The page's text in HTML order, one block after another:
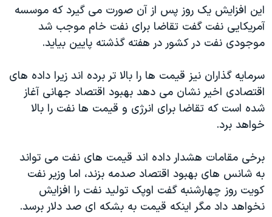
فرهنگ و زندگی
حقوق شهروندی
علم و فناوری
اسرائیل در جنگ
گالری عکس
مستندها
انتخابات ریاست جمهوری آمریکا ۲۰۲۴
رمز مهسا
ورزش زنان در ایران
اعتراضات زن، زندگی، آزادی
تریبونال مردمی آبان ۹۸
دادگاه حمید نوری
چهل سال گروگان‌گیری
دنبال کنید
زبانهای مختلف
این افزایش یک روز پس از آن صورت می گیرد که موسسه
آمریکایی نفت گفت تقاضا برای نفت خام موجب شد
موجودی نفت در کشور در هفته گذشته پایین بیاید.
سرمایه گذاران نیز قیمت ها را بالا تر برده اند زیرا داده های
اقتصادی اخیر نشان می دهد بهبود اقتصاد جهانی آغاز
شده است که تقاضا برای انرژی و قیمت ها نفت را بالا
خواهد برد.
برخی مقامات هشدار داده اند قیمت های نفت می تواند
به شانس های بهبود اقتصاد صدمه بزند، اما وزیر نفت
کویت روز چهارشنبه گفت اوپک تولید نفت را افزایش
نخواهد داد مگر اینکه قیمت به بشکه ای صد دلار برسد.